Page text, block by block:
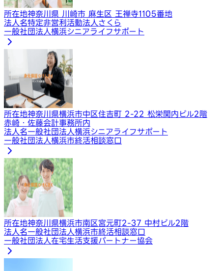
所在地神奈川県 川崎市 麻生区 王禅寺1105番地
法人名特定非営利活動法人さくら
一般社団法人横浜シニアライフサポート
所在地神奈川県横浜市中区住吉町 2-22 松栄関内ビル2階
赤崎・佐藤会計事務所内
法人名一般社団法人横浜シニアライフサポート
一般社団法人横浜市終活相談窓口
所在地神奈川県横浜市南区宮元町2-37 中村ビル2階
法人名一般社団法人横浜市終活相談窓口
一般社団法人在宅生活支援パートナー協会